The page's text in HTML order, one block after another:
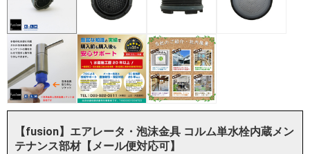
【fusion】エアレータ・泡沫金具 コルム単水栓内蔵メン
テナンス部材【メール便対応可】